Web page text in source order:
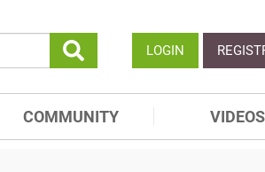
LOGIN
COMMUNITY VIDEOS